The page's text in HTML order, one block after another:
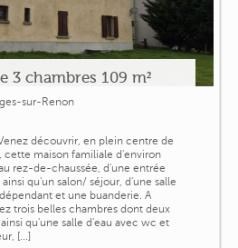
3 chambres 109 m²
sur-Renon
découvrir, en plein centre de
maison familiale d'environ
rez-de-chaussée, d'une entrée
qu'un salon/ séjour, d'une salle
et une buanderie. A
trois belles chambres dont deux
qu'une salle d'eau avec wc et
[...]